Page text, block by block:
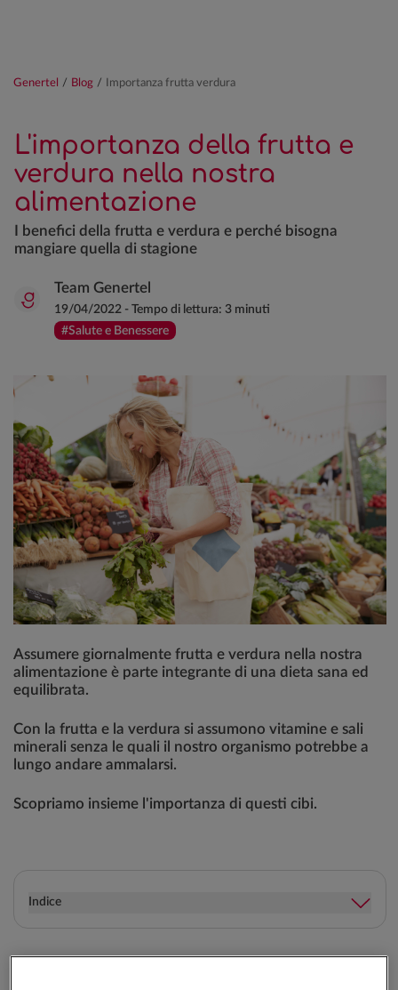
Genertel / Blog / Importanza frutta verdura
L'importanza della frutta e
verdura nella nostra
alimentazione
I benefici della frutta e verdura e perché bisogna
mangiare quella di stagione
Team Genertel
#Salute e Benessere
19/04/2022 - Tempo di lettura: 3 minuti
Assumere giornalmente frutta e verdura nella nostra
alimentazione è parte integrante di una dieta sana ed
equilibrata.
Con la frutta e la verdura si assumono vitamine e sali
minerali senza le quali il nostro organismo potrebbe a
lungo andare ammalarsi.
Scopriamo insieme l'importanza di questi cibi.
Indice